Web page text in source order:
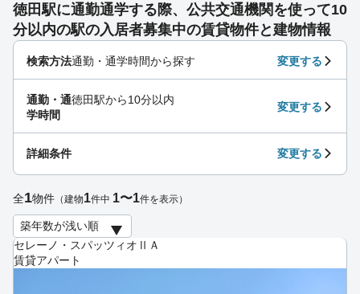
徳田駅に通勤通学する際、公共交通機関を使って10
分以内の駅の入居者募集中の賃貸物件と建物情報
セレーノ・スパッツィオⅡＡ
賃貸アパート
検索方法通勤・通学時間から探す 変更する
通勤・通
学時間
徳田駅から10分以内
変更する
詳細条件 変更する
全1物件 （建物1件中 1〜1件を表示）